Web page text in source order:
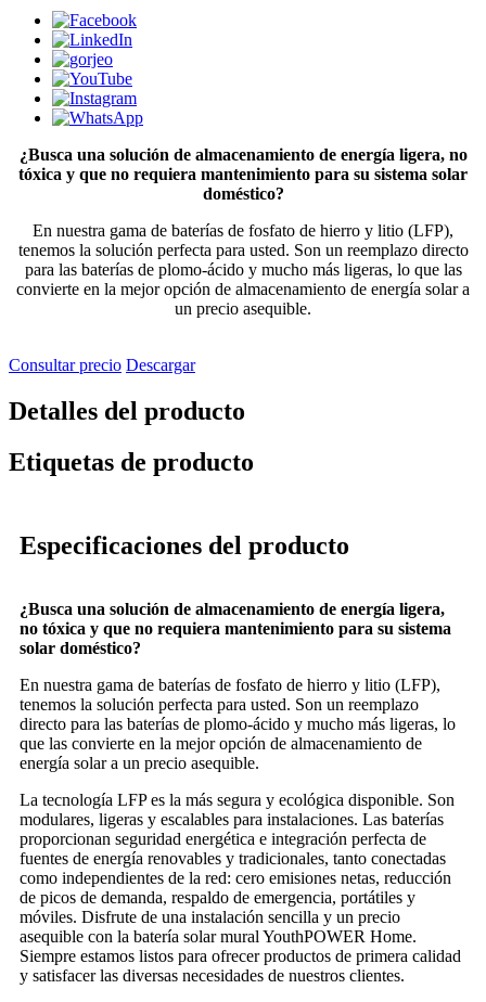
¿Busca una solución de almacenamiento de energía ligera, no
tóxica y que no requiera mantenimiento para su sistema solar
doméstico?
En nuestra gama de baterías de fosfato de hierro y litio (LFP),
tenemos la solución perfecta para usted. Son un reemplazo directo
para las baterías de plomo-ácido y mucho más ligeras, lo que las
convierte en la mejor opción de almacenamiento de energía solar a
un precio asequible.
Consultar precio Descargar
Detalles del producto
Etiquetas de producto
Especificaciones del producto
¿Busca una solución de almacenamiento de energía ligera,
no tóxica y que no requiera mantenimiento para su sistema
solar doméstico?
En nuestra gama de baterías de fosfato de hierro y litio (LFP),
tenemos la solución perfecta para usted. Son un reemplazo
directo para las baterías de plomo-ácido y mucho más ligeras, lo
que las convierte en la mejor opción de almacenamiento de
energía solar a un precio asequible.
La tecnología LFP es la más segura y ecológica disponible. Son
modulares, ligeras y escalables para instalaciones. Las baterías
proporcionan seguridad energética e integración perfecta de
fuentes de energía renovables y tradicionales, tanto conectadas
como independientes de la red: cero emisiones netas, reducción
de picos de demanda, respaldo de emergencia, portátiles y
móviles. Disfrute de una instalación sencilla y un precio
asequible con la batería solar mural YouthPOWER Home.
Siempre estamos listos para ofrecer productos de primera calidad
y satisfacer las diversas necesidades de nuestros clientes.